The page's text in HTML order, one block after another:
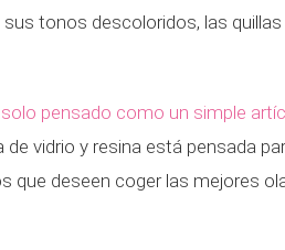
tonos descoloridos, las
pensado como un simple
vidrio y resina está pensada
que deseen coger las mejores